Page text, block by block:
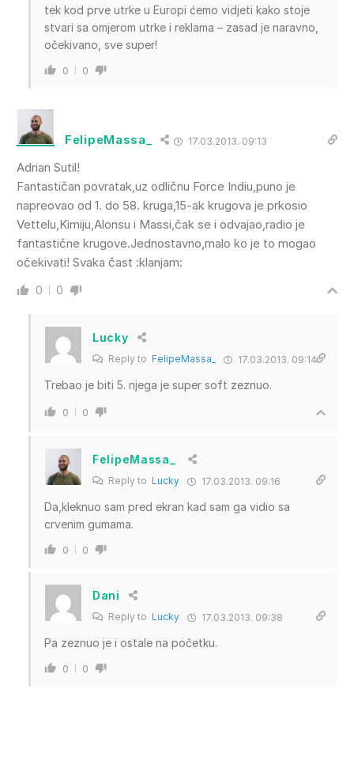
tek kod prve utrke u Europi ćemo vidjeti kako stoje
stvari sa omjerom utrke i reklama – zasad je naravno,
očekivano, sve super!
0 0
FelipeMassa_ 17.03.2013. 09:13
Adrian Sutil!
Fantastičan povratak,uz odličnu Force Indiu,puno je
napreovao od 1. do 58. kruga,15-ak krugova je prkosio
Vettelu,Kimiju,Alonsu i Massi,čak se i odvajao,radio je
fantastične krugove.Jednostavno,malo ko je to mogao
očekivati! Svaka čast :klanjam:
0 0
Lucky
Reply to FelipeMassa_ 17.03.2013. 09:14
Trebao je biti 5. njega je super soft zeznuo.
0 0
FelipeMassa_
Reply to Lucky 17.03.2013. 09:16
Da,kleknuo sam pred ekran kad sam ga vidio sa
crvenim gumama.
0 0
Dani
Reply to Lucky 17.03.2013. 09:38
Pa zeznuo je i ostale na početku.
0 0